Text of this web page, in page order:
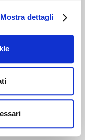
Mostra dettagli